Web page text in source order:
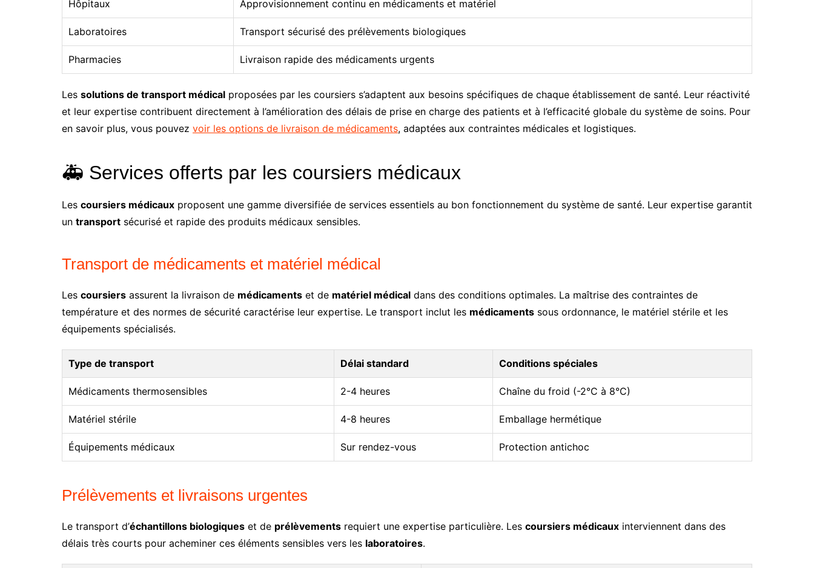
Hôpitaux Approvisionnement continu en médicaments et matériel
Laboratoires Transport sécurisé des prélèvements biologiques
Pharmacies Livraison rapide des médicaments urgents
Les solutions de transport médical proposées par les coursiers s’adaptent aux besoins spécifiques de chaque établissement de santé. Leur réactivité
et leur expertise contribuent directement à l’amélioration des délais de prise en charge des patients et à l’efficacité globale du système de soins. Pour
en savoir plus, vous pouvez voir les options de livraison de médicaments, adaptées aux contraintes médicales et logistiques.
🚑 Services offerts par les coursiers médicaux
Les coursiers médicaux proposent une gamme diversifiée de services essentiels au bon fonctionnement du système de santé. Leur expertise garantit
un transport sécurisé et rapide des produits médicaux sensibles.
Transport de médicaments et matériel médical
Les coursiers assurent la livraison de médicaments et de matériel médical dans des conditions optimales. La maîtrise des contraintes de
température et des normes de sécurité caractérise leur expertise. Le transport inclut les médicaments sous ordonnance, le matériel stérile et les
équipements spécialisés.
Type de transport Délai standard Conditions spéciales
Médicaments thermosensibles 2-4 heures Chaîne du froid (-2°C à 8°C)
Matériel stérile 4-8 heures Emballage hermétique
Équipements médicaux Sur rendez-vous Protection antichoc
Prélèvements et livraisons urgentes
Le transport d’échantillons biologiques et de prélèvements requiert une expertise particulière. Les coursiers médicaux interviennent dans des
délais très courts pour acheminer ces éléments sensibles vers les laboratoires.